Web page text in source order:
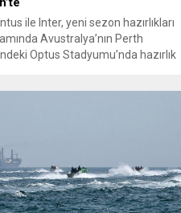
ile Inter, yeni sezon hazırlıkları
Avustralya’nın Perth
Optus Stadyumu’nda hazırlık
futbolcu sahada yer aldı: Juventus’ta
Yıldız ilk 11’de görev alırken,...